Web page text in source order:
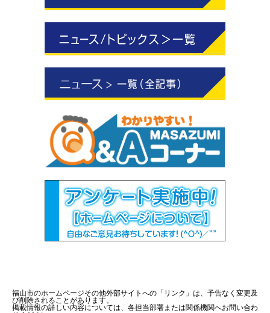
福山市のホームページその他外部サイトへの「リンク」は、予告なく変更及
び削除されることがあります。
掲載情報の詳しい内容については、各担当部署または関係機関へお問い合わ